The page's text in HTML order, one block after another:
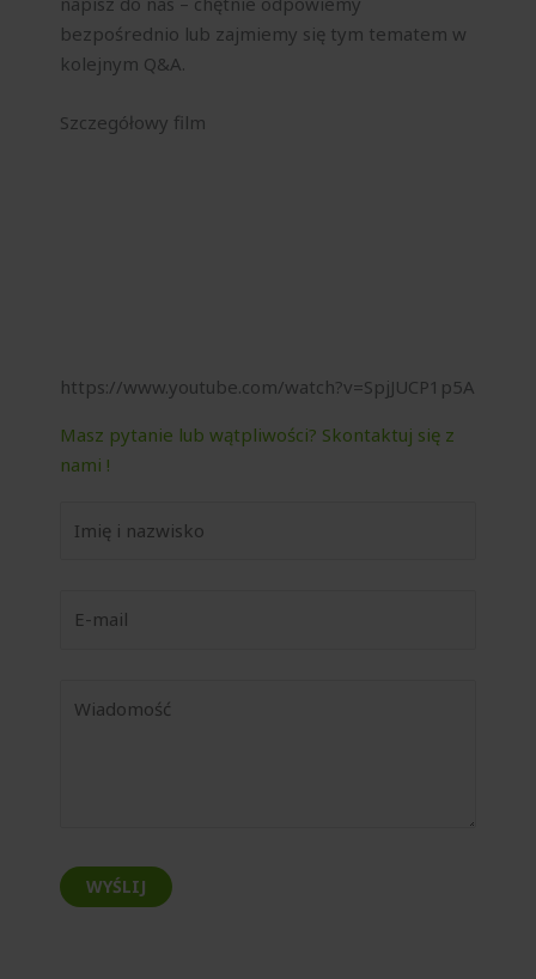
bezpośrednio lub zajmiemy się tym tematem w
kolejnym Q&A.
Szczegółowy film
https://www.youtube.com/watch?v=SpjJUCP1p5A
Masz pytanie lub wątpliwości? Skontaktuj się z
nami !